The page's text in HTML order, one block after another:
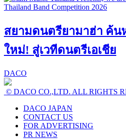
สยามดนตรียามาฮ่า ค้น
ใหม่! สู่เวทีดนตรีเอเชีย
DACO
© DACO CO.,LTD. ALL RIGHTS
DACO JAPAN
CONTACT US
FOR ADVERTISING
PR NEWS